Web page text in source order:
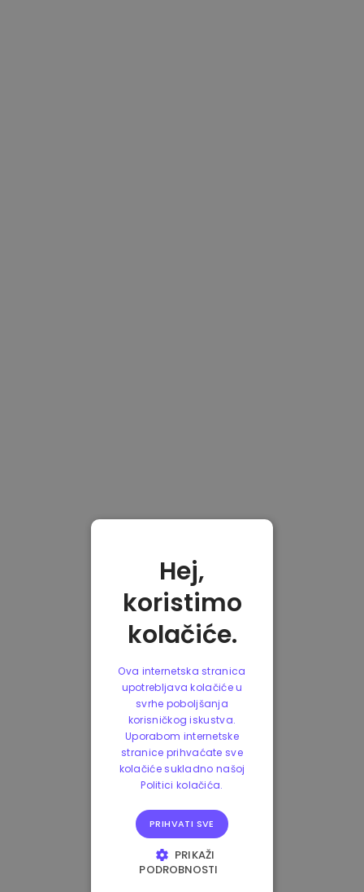
Hej,
koristimo
kolačiće.
Ova internetska stranica
upotrebljava kolačiće u
svrhe poboljšanja
korisničkog iskustva.
Uporabom internetske
stranice prihvaćate sve
kolačiće sukladno našoj
Politici kolačića.
PRIHVATI SVE
PRIKAŽI
PODROBNOSTI